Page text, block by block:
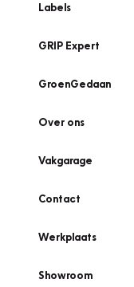
Labels
GRIP Expert
GroenGedaan
Over ons
Vakgarage
Contact
Werkplaats
Showroom